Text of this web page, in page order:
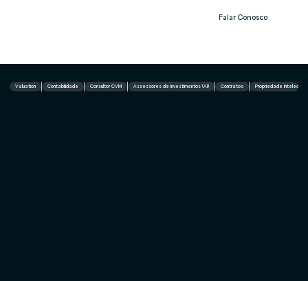
Falar Conosco
Valuation Contabilidade Consultor CVM Assessores de Investimentos (AI) Contratos Propriedade Intelectual